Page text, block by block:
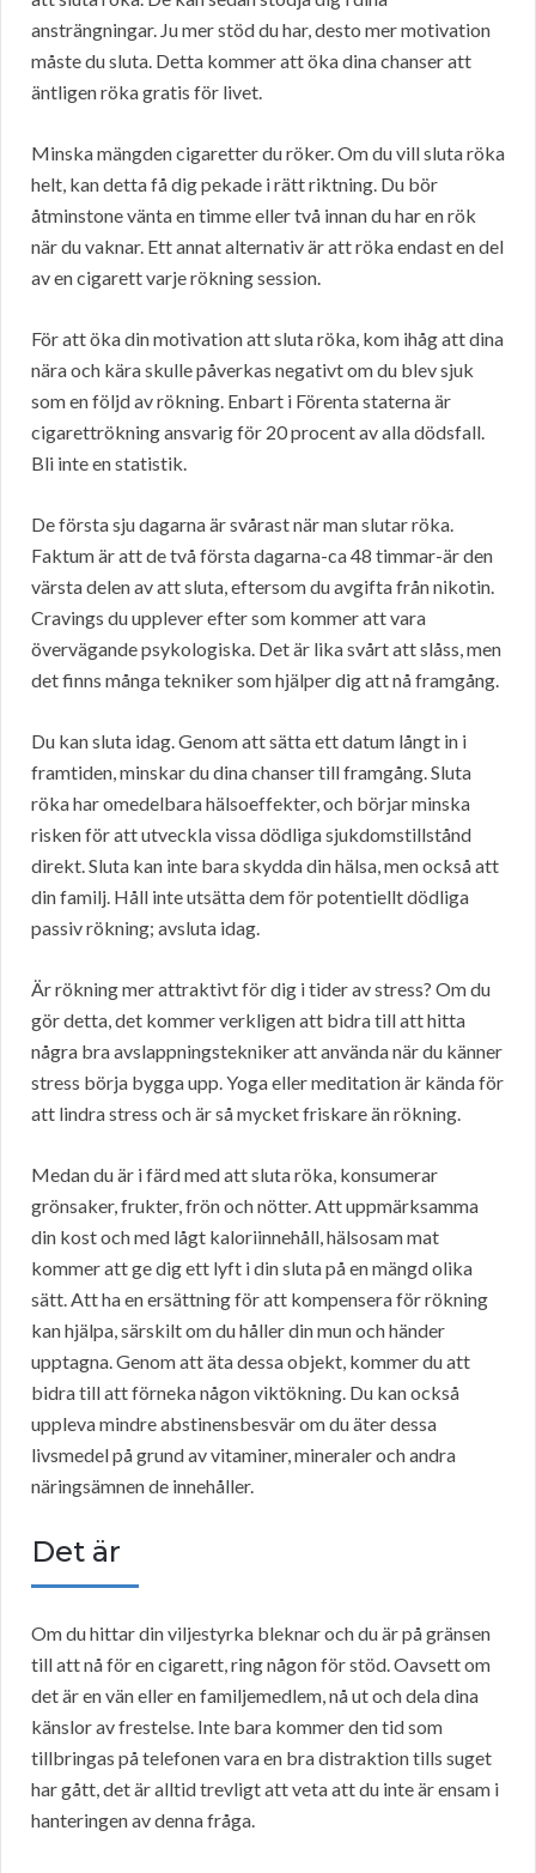
ansträngningar. Ju mer stöd du har, desto mer motivation
måste du sluta. Detta kommer att öka dina chanser att
äntligen röka gratis för livet.
Minska mängden cigaretter du röker. Om du vill sluta röka
helt, kan detta få dig pekade i rätt riktning. Du bör
åtminstone vänta en timme eller två innan du har en rök
när du vaknar. Ett annat alternativ är att röka endast en del
av en cigarett varje rökning session.
För att öka din motivation att sluta röka, kom ihåg att dina
nära och kära skulle påverkas negativt om du blev sjuk
som en följd av rökning. Enbart i Förenta staterna är
cigarettrökning ansvarig för 20 procent av alla dödsfall.
Bli inte en statistik.
De första sju dagarna är svårast när man slutar röka.
Faktum är att de två första dagarna-ca 48 timmar-är den
värsta delen av att sluta, eftersom du avgifta från nikotin.
Cravings du upplever efter som kommer att vara
övervägande psykologiska. Det är lika svårt att slåss, men
det finns många tekniker som hjälper dig att nå framgång.
Du kan sluta idag. Genom att sätta ett datum långt in i
framtiden, minskar du dina chanser till framgång. Sluta
röka har omedelbara hälsoeffekter, och börjar minska
risken för att utveckla vissa dödliga sjukdomstillstånd
direkt. Sluta kan inte bara skydda din hälsa, men också att
din familj. Håll inte utsätta dem för potentiellt dödliga
passiv rökning; avsluta idag.
Är rökning mer attraktivt för dig i tider av stress? Om du
gör detta, det kommer verkligen att bidra till att hitta
några bra avslappningstekniker att använda när du känner
stress börja bygga upp. Yoga eller meditation är kända för
att lindra stress och är så mycket friskare än rökning.
Medan du är i färd med att sluta röka, konsumerar
grönsaker, frukter, frön och nötter. Att uppmärksamma
din kost och med lågt kaloriinnehåll, hälsosam mat
kommer att ge dig ett lyft i din sluta på en mängd olika
sätt. Att ha en ersättning för att kompensera för rökning
kan hjälpa, särskilt om du håller din mun och händer
upptagna. Genom att äta dessa objekt, kommer du att
bidra till att förneka någon viktökning. Du kan också
uppleva mindre abstinensbesvär om du äter dessa
livsmedel på grund av vitaminer, mineraler och andra
näringsämnen de innehåller.
Det är
Om du hittar din viljestyrka bleknar och du är på gränsen
till att nå för en cigarett, ring någon för stöd. Oavsett om
det är en vän eller en familjemedlem, nå ut och dela dina
känslor av frestelse. Inte bara kommer den tid som
tillbringas på telefonen vara en bra distraktion tills suget
har gått, det är alltid trevligt att veta att du inte är ensam i
hanteringen av denna fråga.